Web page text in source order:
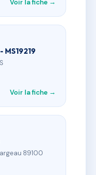
Voir la fiche →
MS19219
Voir la fiche →
89100